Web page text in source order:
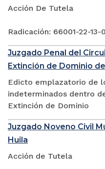
Acción De Tutela
Radicación: 66001-22-
Juzgado Penal del
Extinción de Dominio
Edicto emplazatorio de
indeterminados dentro
Extinción de Dominio
Juzgado Noveno Civil
Huila
Acción de Tutela